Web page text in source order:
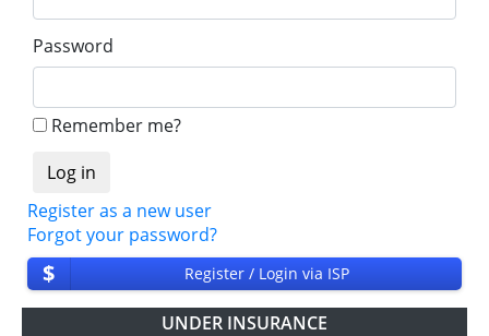
Password
Remember me?
Register as a new user
Forgot your password?
$ Register / Login via ISP
UNDER INSURANCE